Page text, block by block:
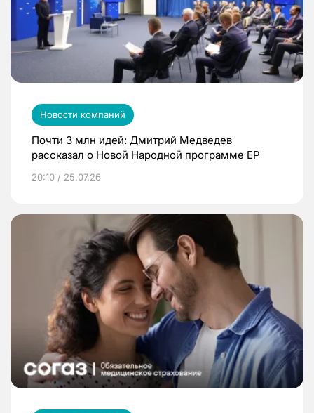
Новости компаний
Почти 3 млн идей: Дмитрий Медведев
рассказал о Новой Народной программе ЕР
20:10 / 25.07.26